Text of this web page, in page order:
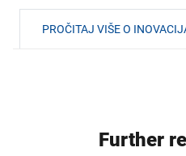
PROČITAJ VIŠE O
Further